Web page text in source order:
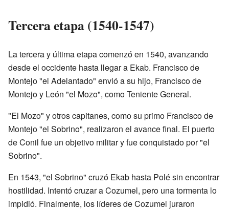
Tercera etapa (1540-1547)
La tercera y última etapa comenzó en 1540, avanzando
desde el occidente hasta llegar a Ekab. Francisco de
Montejo "el Adelantado" envió a su hijo, Francisco de
Montejo y León "el Mozo", como Teniente General.
"El Mozo" y otros capitanes, como su primo Francisco de
Montejo "el Sobrino", realizaron el avance final. El puerto
de Conil fue un objetivo militar y fue conquistado por "el
Sobrino".
En 1543, "el Sobrino" cruzó Ekab hasta Polé sin encontrar
hostilidad. Intentó cruzar a Cozumel, pero una tormenta lo
impidió. Finalmente, los líderes de Cozumel juraron